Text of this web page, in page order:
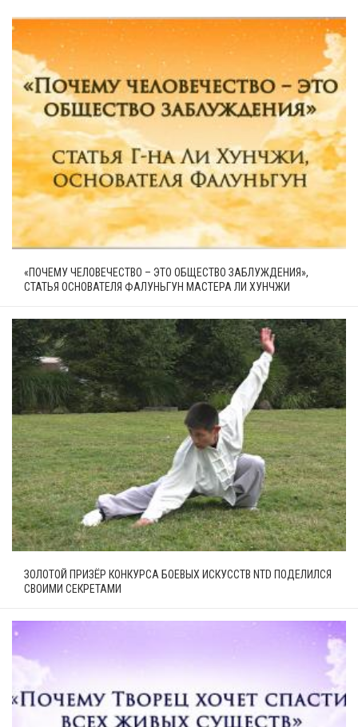
«ПОЧЕМУ ЧЕЛОВЕЧЕСТВО – ЭТО ОБЩЕСТВО ЗАБЛУЖДЕНИЯ»,
СТАТЬЯ ОСНОВАТЕЛЯ ФАЛУНЬГУН МАСТЕРА ЛИ ХУНЧЖИ
ЗОЛОТОЙ ПРИЗЁР КОНКУРСА БОЕВЫХ ИСКУССТВ NTD ПОДЕЛИЛСЯ
СВОИМИ СЕКРЕТАМИ